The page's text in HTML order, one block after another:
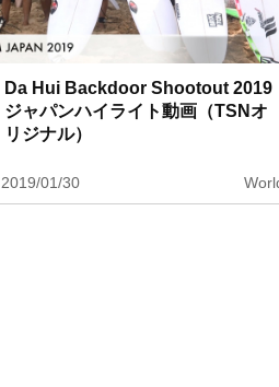
Da Hui Backdoor Shootout 2019
ジャパンハイライト動画（TSNオ
リジナル）
2019/01/30